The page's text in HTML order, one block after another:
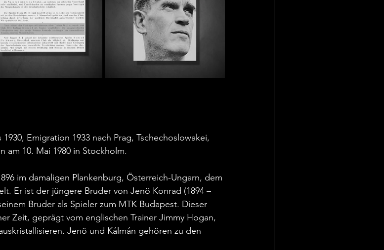
Emigration 1933 nach Prag, Tschechoslowakei,
am 10. Mai 1980 in Stockholm.
im damaligen Plankenburg, Österreich-Ungarn, dem
Er ist der jüngere Bruder von Jenö Konrad (1894 –
Bruder als Spieler zum MTK Budapest. Dieser
Zeit, geprägt vom englischen Trainer Jimmy Hogan,
Jenö und Kálmán gehören zu den